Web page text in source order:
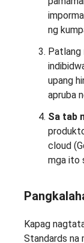
ng
Patlang
upang
apruba
Sa tab
cloud
mga ito
Kapag
Standards na